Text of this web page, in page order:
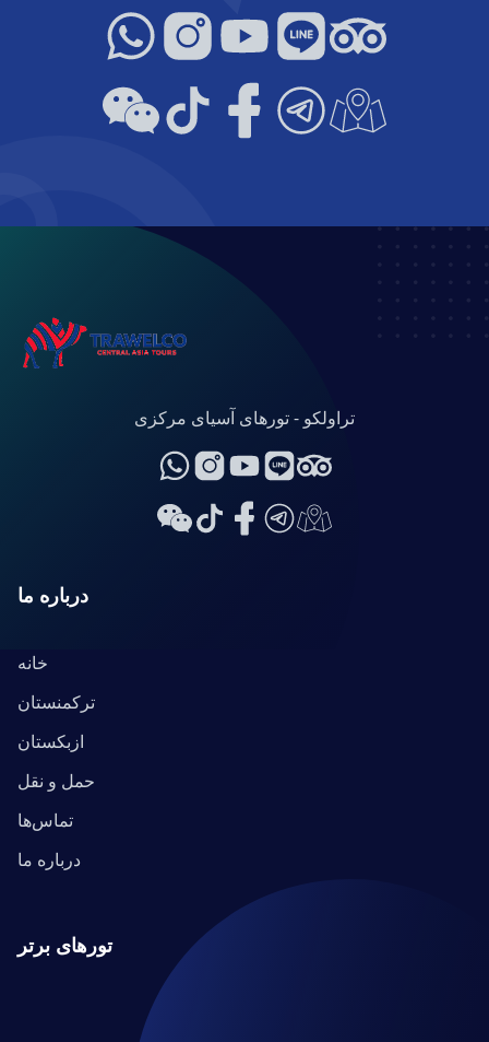
تراولکو - تورهای آسیای مرکزی
درباره ما
خانه
ترکمنستان
ازبکستان
حمل و نقل
تماس‌ها
درباره ما
تورهای برتر